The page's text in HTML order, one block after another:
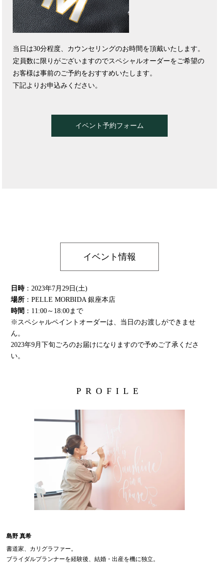
当日は30分程度、カウンセリングのお時間を頂戴いたします。
定員数に限りがございますのでスペシャルオーダーをご希望の
お客様は事前のご予約をおすすめいたします。
下記よりお申込みください。
イベント予約フォーム
イベント情報
日時：2023年7月29日(土)
場所 ：PELLE MORBIDA 銀座本店
時間 ：11:00～18:00まで
※スペシャルペイントオーダーは、当日のお渡しができませ
ん。
2023年9月下旬ごろのお届けになりますので予めご了承くださ
い。
PROFILE
島野 真希
書道家、カリグラファー。
ブライダルプランナーを経験後、結婚・出産を機に独立。